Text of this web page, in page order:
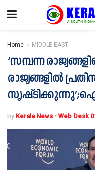
Home MIDDLE EAST
‘സമ്പന്ന
രാജ്യങ്ങളില്‍
by Kerala News - Web Desk